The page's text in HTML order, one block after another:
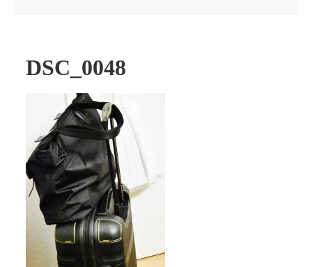
DSC_0048